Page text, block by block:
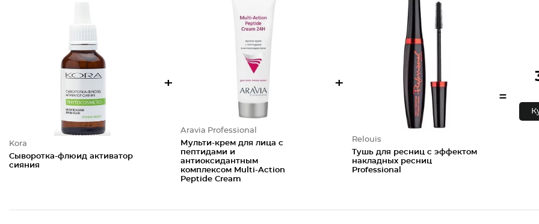
Kora
Сыворотка-флюид активатор
сияния
+
Aravia Professional
Мульти-крем для лица с
пептидами и
антиоксидантным
комплексом Multi-Action
Peptide Cream
+
Relouis
Тушь для ресниц с эффектом
накладных ресниц
Professional
=